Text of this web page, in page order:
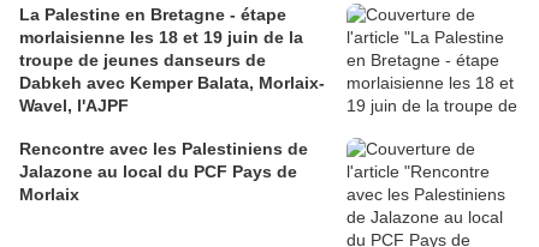
La Palestine en Bretagne - étape
morlaisienne les 18 et 19 juin de la
troupe de jeunes danseurs de
Dabkeh avec Kemper Balata, Morlaix-
Wavel, l'AJPF
Rencontre avec les Palestiniens de
Jalazone au local du PCF Pays de
Morlaix